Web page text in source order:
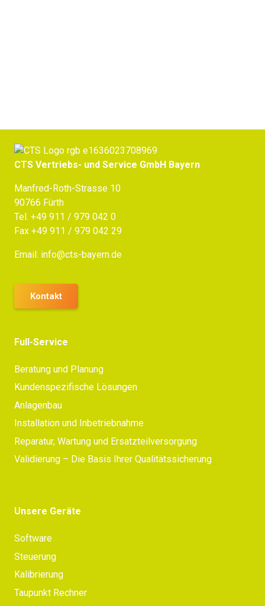
CTS Vertriebs- und Service GmbH Bayern
Manfred-Roth-Strasse 10
90766 Fürth
Tel. +49 911 / 979 042 0
Fax +49 911 / 979 042 29
Email: info@cts-bayern.de
Kontakt
Full-Service
Beratung und Planung
Kundenspezifische Lösungen
Anlagenbau
Installation und Inbetriebnahme
Reparatur, Wartung und Ersatzteilversorgung
Validierung – Die Basis Ihrer Qualitätssicherung
Unsere Geräte
Software
Steuerung
Kalibrierung
Taupunkt Rechner